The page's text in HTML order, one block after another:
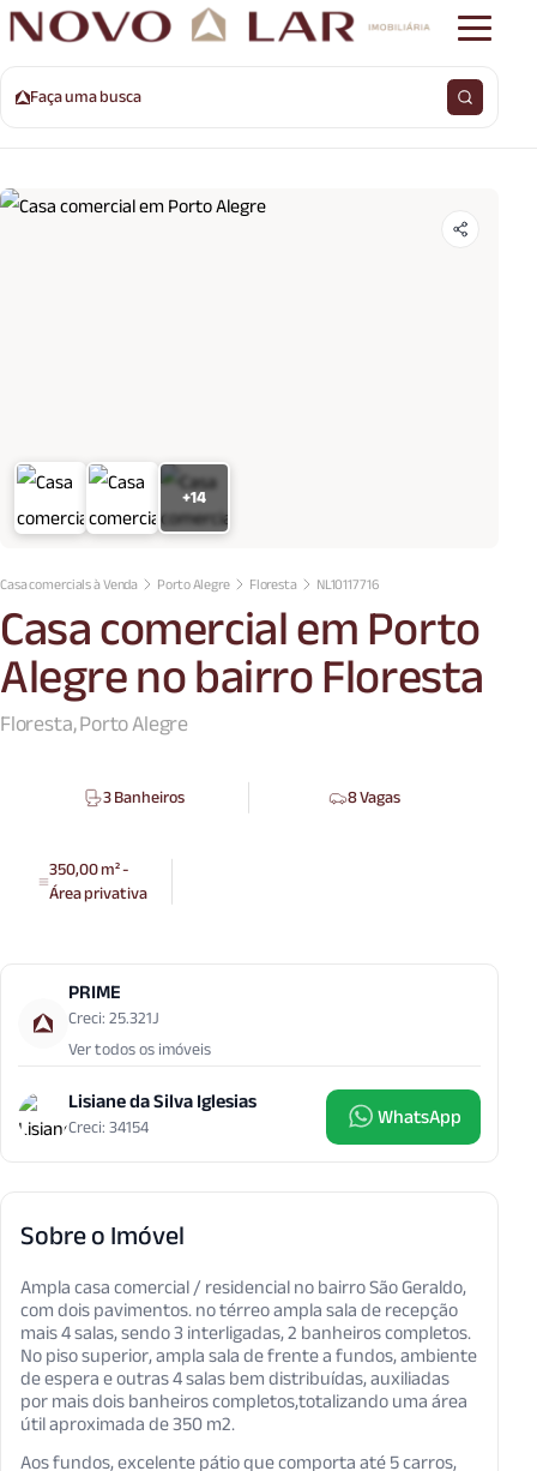
Faça uma busca
+14
Casa comercials à Venda Porto Alegre Floresta NL10117716
Casa comercial em Porto
Alegre no bairro Floresta
Floresta, Porto Alegre
3 Banheiros 8 Vagas
350,00 m² -
Área privativa
PRIME
Creci: 25.321J
Ver todos os imóveis
Lisiane da Silva Iglesias
Creci: 34154 WhatsApp
Sobre o Imóvel
Ampla casa comercial / residencial no bairro São Geraldo,
com dois pavimentos. no térreo ampla sala de recepção
mais 4 salas, sendo 3 interligadas, 2 banheiros completos.
No piso superior, ampla sala de frente a fundos, ambiente
de espera e outras 4 salas bem distribuídas, auxiliadas
por mais dois banheiros completos,totalizando uma área
útil aproximada de 350 m2.
Aos fundos, excelente pátio que comporta até 5 carros,